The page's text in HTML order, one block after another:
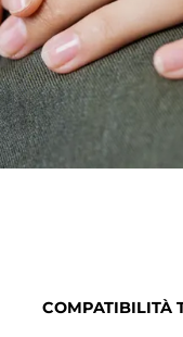
COMPATIBILITÀ